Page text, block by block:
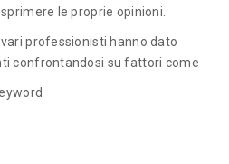
le proprie opinioni.
professionisti hanno dato
confrontandosi su fattori come